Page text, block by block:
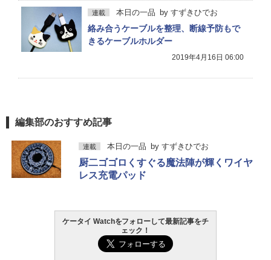
連載 本日の一品 by すずきひでお
絡み合うケーブルを整理、断線予防もで
きるケーブルホルダー
2019年4月16日 06:00
編集部のおすすめ記事
連載 本日の一品 by すずきひでお
厨二ゴゴロくすぐる魔法陣が輝くワイヤ
レス充電パッド
ケータイ Watchをフォローして最新記事をチ
ェック！